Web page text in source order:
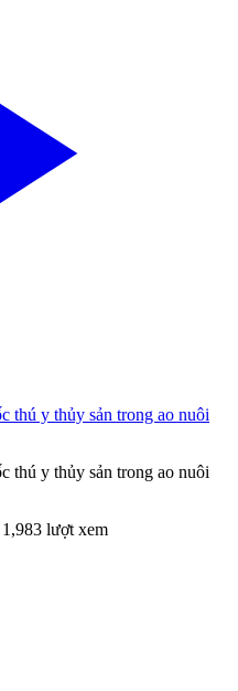
thú y thủy sản trong ao nuôi
thú y thủy sản trong ao nuôi
1,983 lượt xem